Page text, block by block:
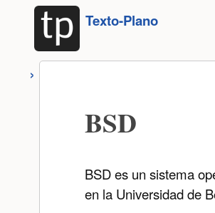
Saltar a
contenido
Texto-Plano
BSD
BSD es un sistema
en la Universidad de